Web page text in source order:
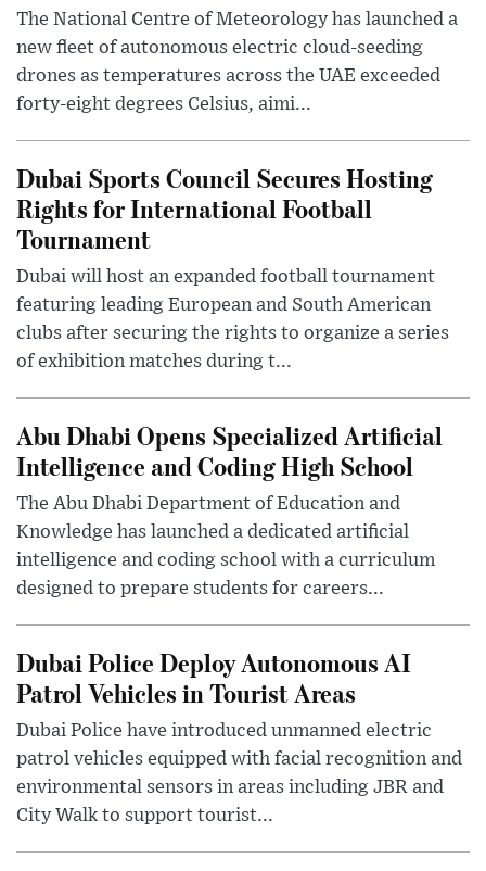
The National Centre of Meteorology has launched a
new fleet of autonomous electric cloud-seeding
drones as temperatures across the UAE exceeded
forty-eight degrees Celsius, aimi...
Dubai Sports Council Secures Hosting
Rights for International Football
Tournament
Dubai will host an expanded football tournament
featuring leading European and South American
clubs after securing the rights to organize a series
of exhibition matches during t...
Abu Dhabi Opens Specialized Artificial
Intelligence and Coding High School
The Abu Dhabi Department of Education and
Knowledge has launched a dedicated artificial
intelligence and coding school with a curriculum
designed to prepare students for careers...
Dubai Police Deploy Autonomous AI
Patrol Vehicles in Tourist Areas
Dubai Police have introduced unmanned electric
patrol vehicles equipped with facial recognition and
environmental sensors in areas including JBR and
City Walk to support tourist...